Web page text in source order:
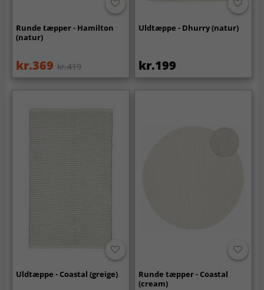
Runde tæpper - Hamilton
(natur)
kr.369 kr.419
Uldtæppe - Dhurry (natur)
kr.199
Uldtæppe - Coastal (greige)
Runde tæpper - Coastal
(cream)